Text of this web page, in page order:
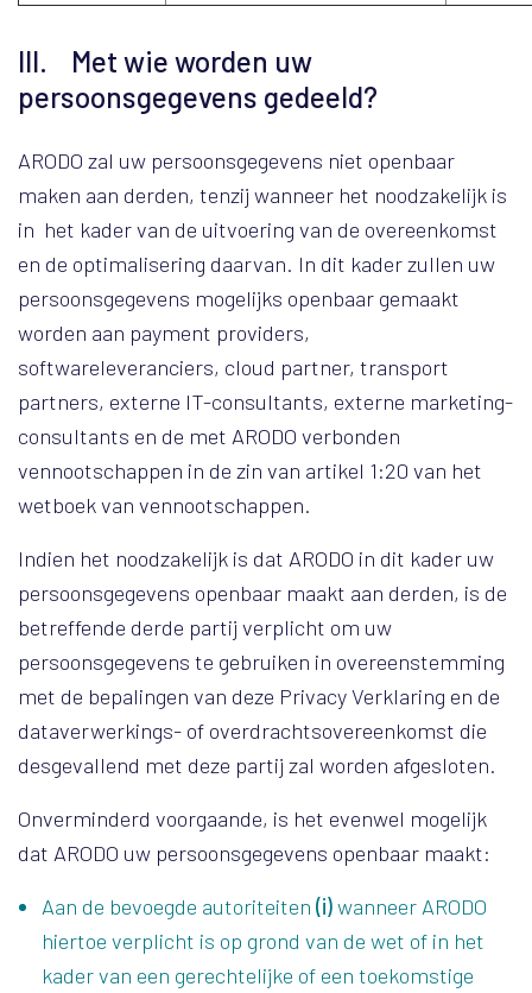
III. Met wie worden uw
persoonsgegevens gedeeld?
ARODO zal uw persoonsgegevens niet openbaar
maken aan derden, tenzij wanneer het noodzakelijk is
in het kader van de uitvoering van de overeenkomst
en de optimalisering daarvan. In dit kader zullen uw
persoonsgegevens mogelijks openbaar gemaakt
worden aan payment providers,
softwareleveranciers, cloud partner, transport
partners, externe IT-consultants, externe marketing-
consultants en de met ARODO verbonden
vennootschappen in de zin van artikel 1:20 van het
wetboek van vennootschappen.
Indien het noodzakelijk is dat ARODO in dit kader uw
persoonsgegevens openbaar maakt aan derden, is de
betreffende derde partij verplicht om uw
persoonsgegevens te gebruiken in overeenstemming
met de bepalingen van deze Privacy Verklaring en de
dataverwerkings- of overdrachtsovereenkomst die
desgevallend met deze partij zal worden afgesloten.
Onverminderd voorgaande, is het evenwel mogelijk
dat ARODO uw persoonsgegevens openbaar maakt:
Aan de bevoegde autoriteiten (i)wanneer ARODO
hiertoe verplicht is op grond van de wet of in het
kader van een gerechtelijke of een toekomstige